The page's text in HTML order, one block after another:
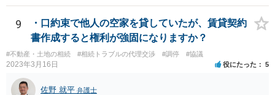
あり得ます。 今後の見通しを言わないで契約はできないです。依頼者
が納得できる説明を受けるべきです。
9
・口約束で他人の空家を貸していたが、賃貸契約
書作成すると権利が強固になりますか？
#不動産・土地の相続 #相続トラブルの代理交渉 #調停 #協議
2023年3月16日 役にたった 5
佐野 就平 弁護士